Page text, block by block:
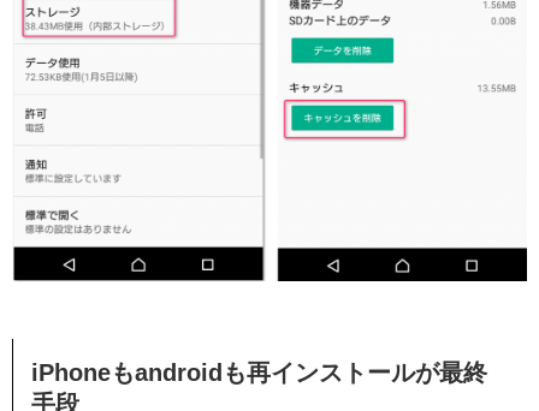
iPhoneもandroidも再インストールが最終
手段